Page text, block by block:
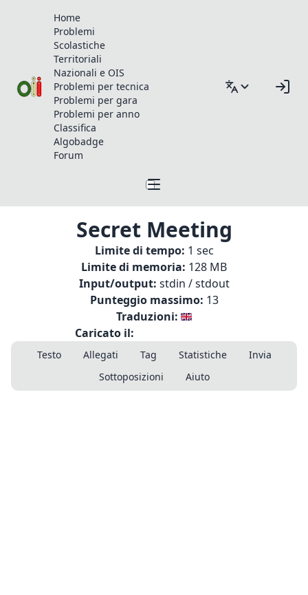
Home
Problemi
Scolastiche
Territoriali
Nazionali e OIS
Problemi per tecnica
Problemi per gara
Problemi per anno
Classifica
Algobadge
Forum
Secret Meeting
Limite di tempo: 1 sec
Limite di memoria: 128 MB
Input/output: stdin / stdout
Punteggio massimo: 13
Traduzioni:
Caricato il:
Testo Allegati Tag Statistiche
Invia
Sottoposizioni
Aiuto